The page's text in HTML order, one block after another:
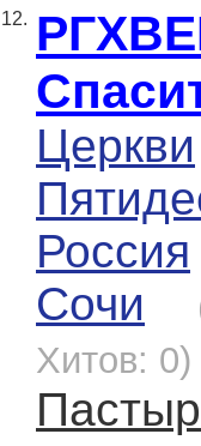
12.
Церкви
Россия
Сочи
Хитов: 0)